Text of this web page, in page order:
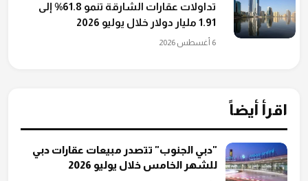
تداولات عقارات الشارقة تنمو 61.8% إلى
1.91 مليار دولار خلال يوليو 2026
6 أغسطس 2026
اقرأ أيضاً
"دبي الجنوب" تتصدر مبيعات عقارات دبي
للشهر الخامس خلال يوليو 2026